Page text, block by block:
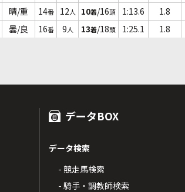
晴/重 14番 12人 10着/16頭 1:13.6 1.8
曇/良 16番 9人 13着/18頭 1:25.1 1.8
データBOX
データ検索
- 競走馬検索
- 騎手・調教師検索